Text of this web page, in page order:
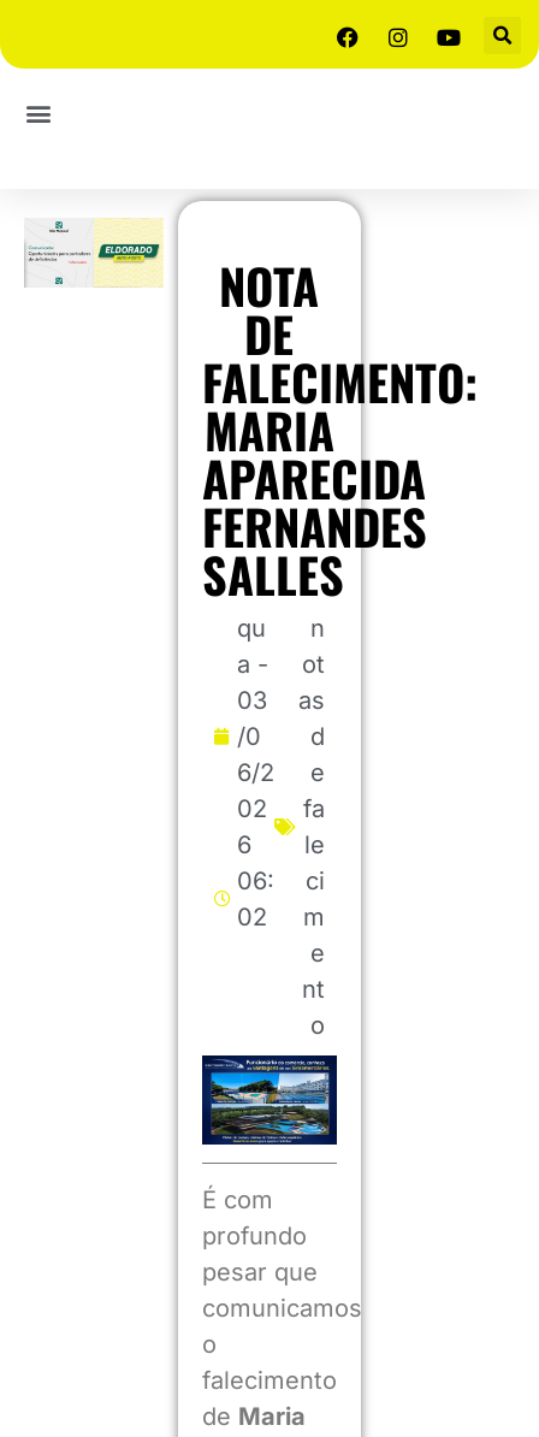
NOTA
DE
FALECIMENTO:
MARIA
APARECIDA
FERNANDES
SALLES
qu
a -
03
/0
6/2
02
6
06:
02
n
ot
as
d
e
fa
le
ci
m
e
nt
o
É com
profundo
pesar que
comunicamos
o
falecimento
de Maria